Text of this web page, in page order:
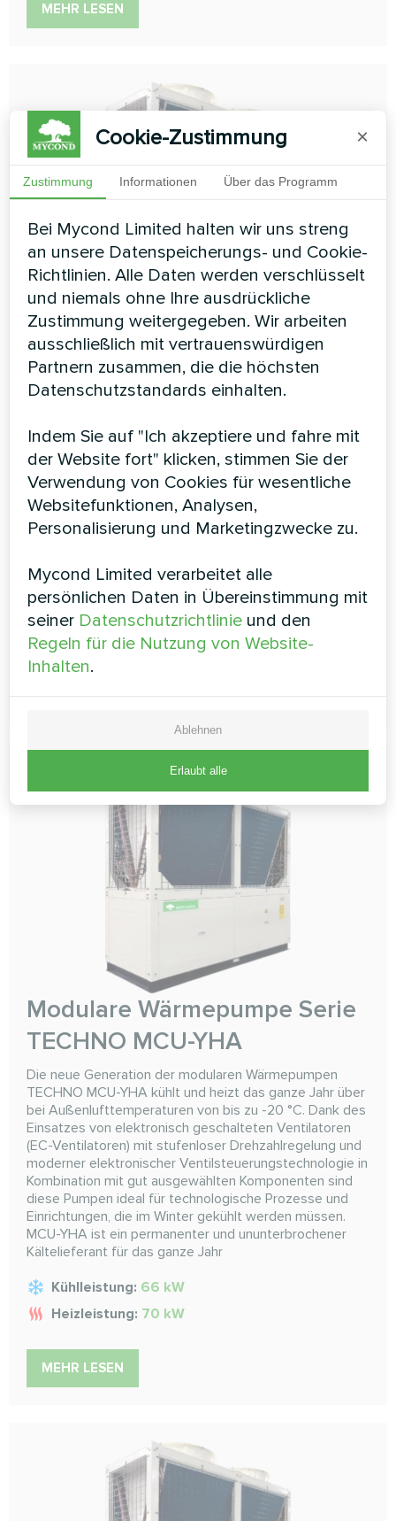
MEHR LESEN
modulare 4-Rohr-
Kühlmaschine Serie MCU-YHF
Die 4-Rohr-Version der MCU-YHF-Wärmepumpen von
Wärme ausgelegt. Die Wärmepumpe verfügt über 2
separate, unabhängige Wärme-/Kälte-Wärmetauscher,
die gleichzeitig arbeiten können, und ihr interner
Regelalgorithmus ermöglicht es Ihnen, die
Ausgangsleistung dieser Kreisläufe unabhängig zu
analysieren und automatisch auszugleichen. Die Version
mit 4 Rohren erreicht die höchsten
der Wärme-/Kälteversorgung eines jeden Systems
Kühlleistung:66 kW
Heizleistung: 70 kW
Modulare Wärmepumpe Serie
TECHNO MCU-YHА
Die neue Generation der modularen Wärmepumpen
TECHNO MCU-YHA kühlt und heizt das ganze Jahr über
bei Außenlufttemperaturen von bis zu -20 °C. Dank des
Einsatzes von elektronisch geschalteten Ventilatoren
(EC-Ventilatoren) mit stufenloser Drehzahlregelung und
moderner elektronischer Ventilsteuerungstechnologie in
Kombination mit gut ausgewählten Komponenten sind
diese Pumpen ideal für technologische Prozesse und
Einrichtungen, die im Winter gekühlt werden müssen.
MCU-YHA ist ein permanenter und ununterbrochener
Kältelieferant für das ganze Jahr
Kühlleistung: 66 kW
Heizleistung: 70 kW
MEHR LESEN
Cookie-Zustimmung ×
Zustimmung Informationen Über das Programm
Bei Mycond Limited halten wir uns streng
an unsere Datenspeicherungs- und Cookie-
Richtlinien. Alle Daten werden verschlüsselt
und niemals ohne Ihre ausdrückliche
Zustimmung weitergegeben. Wir arbeiten
ausschließlich mit vertrauenswürdigen
Partnern zusammen, die die höchsten
Datenschutzstandards einhalten.
Indem Sie auf "Ich akzeptiere und fahre mit
der Website fort" klicken, stimmen Sie der
Verwendung von Cookies für wesentliche
Websitefunktionen, Analysen,
Personalisierung und Marketingzwecke zu.
Mycond Limited verarbeitet alle
persönlichen Daten in Übereinstimmung mit
seiner Datenschutzrichtlinie und den
Regeln für die Nutzung von Website-
Inhalten.
Ablehnen
Erlaubt alle